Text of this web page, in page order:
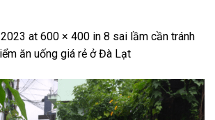
at 600 × 400 in 8 sai lầm cần tránh
ăn uống giá rẻ ở Đà Lạt